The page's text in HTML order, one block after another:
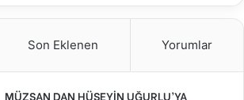
Son Eklenen Yorumlar
MÜZSAN DAN HÜSEYİN UĞURLU’YA